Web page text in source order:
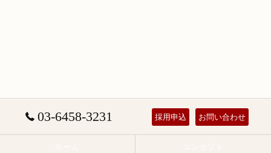
03-6458-3231 採用申込 お問い合わせ